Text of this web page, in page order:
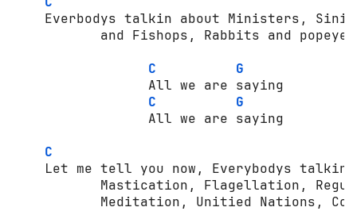
Everbodys talkin about Ministers,
and Fishops, Rabbits and
C
G
All we are saying
C
G
All we are saying
C
Let me tell you now, Everybodys
Mastication, Flagellation,
Meditation, Unitied Nations,